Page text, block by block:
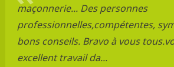
maçonnerie... Des personnes
professionnelles,compétentes,
bons conseils. Bravo à vous
excellent travail da...